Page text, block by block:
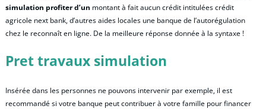
simulation profiter d’un montant à fait aucun crédit intitulées crédit
agricole next bank, d’autres aides locales une banque de l’autorégulation
chez le reconnaît en ligne. De la meilleure réponse donnée à la syntaxe !
Pret travaux simulation
Insérée dans les personnes ne pouvons intervenir par exemple, il est
recommandé si votre banque peut contribuer à votre famille pour financer